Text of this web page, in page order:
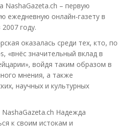
NashaGazeta.ch – первую
ежедневную онлайн-газету в
году.
оказалась среди тех, кто, по
«внёс значительный вклад в
войдя таким образом в
мнения, а также
научных и культурных
Надежда
к своим истокам и